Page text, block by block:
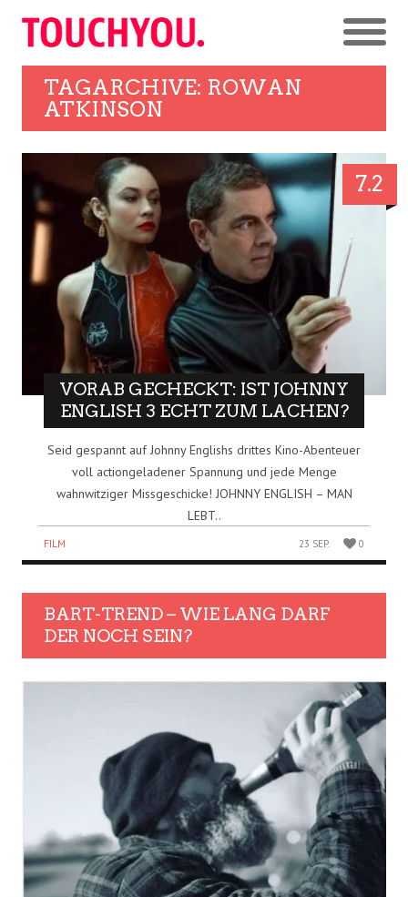
TAGARCHIVE: ROWAN
ATKINSON
7.2
VORAB GECHECKT: IST JOHNNY
ENGLISH 3 ECHT ZUM LACHEN?
Seid gespannt auf Johnny Englishs drittes Kino-Abenteuer
voll actiongeladener Spannung und jede Menge
wahnwitziger Missgeschicke! JOHNNY ENGLISH – MAN
LEBT..
FILM 23 SEP. 0
BART-TREND – WIE LANG DARF
DER NOCH SEIN?